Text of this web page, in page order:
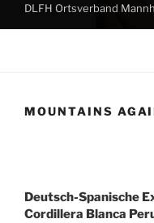
DLFH Ortsverband
MOUNTAINS
Deutsch-Spanische
Cordillera Blanca